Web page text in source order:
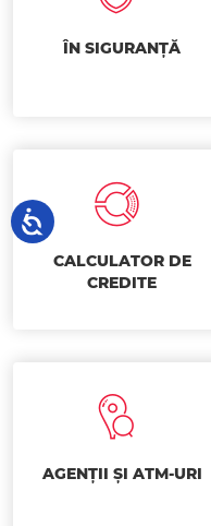
ÎN SIGURANȚĂ
CALCULATOR DE
CREDITE
AGENȚII ȘI ATM-URI